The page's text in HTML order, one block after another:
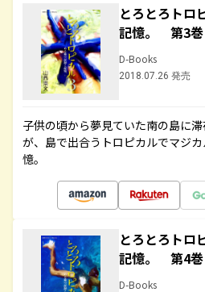
とろとろト
記憶。 第3巻
D-Books
2018.07.26 発売
子供の頃から夢見ていた南の島に
が、島で出合うトロピカルでマジ
憶。
とろとろト
記憶。 第4巻
D-Books